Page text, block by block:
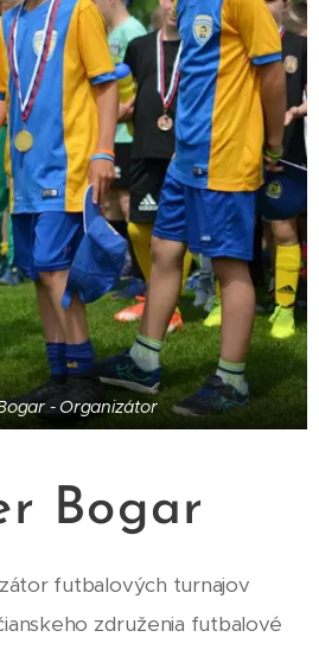
- Organizátor
Bogar
futbalových turnajov
združenia futbalové